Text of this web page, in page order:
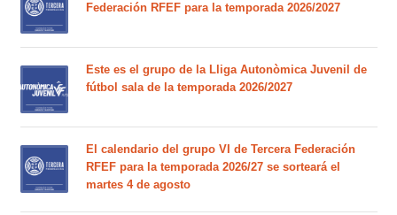
Federación RFEF para la temporada 2026/2027
Este es el grupo de la Lliga Autonòmica Juvenil de
fútbol sala de la temporada 2026/2027
El calendario del grupo VI de Tercera Federación
RFEF para la temporada 2026/27 se sorteará el
martes 4 de agosto